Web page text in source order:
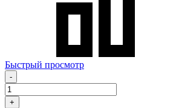
Быстрый просмотр
-
+